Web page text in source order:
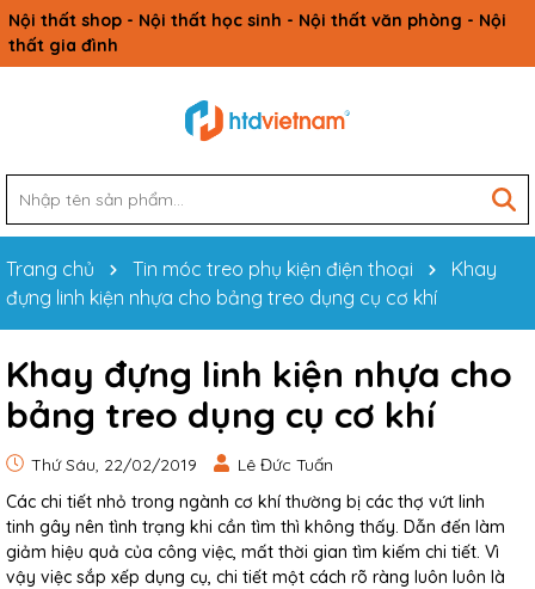
Nội thất shop - Nội thất học sinh - Nội thất văn phòng - Nội
thất gia đình
Trang chủ Tin móc treo phụ kiện điện thoại
Khay
đựng linh kiện nhựa cho bảng treo dụng cụ cơ khí
Khay đựng linh kiện nhựa cho
bảng treo dụng cụ cơ khí
Thứ Sáu, 22/02/2019
Lê Đức Tuấn
Các chi tiết nhỏ trong ngành cơ khí thường bị các thợ vứt linh
tinh gây nên tình trạng khi cần tìm thì không thấy. Dẫn đến làm
giảm hiệu quả của công việc, mất thời gian tìm kiếm chi tiết. Vì
vậy việc sắp xếp dụng cụ, chi tiết một cách rõ ràng luôn luôn là